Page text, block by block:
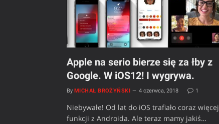
Apple na serio bierze się za łby z
Google. W iOS12! I wygrywa.
By MICHAŁ BROŻYŃSKI 4 czerwca, 2018 1
Niebywałe! Od lat do iOS trafiało coraz więcej
funkcji z Androida. Ale teraz mamy jakiś…